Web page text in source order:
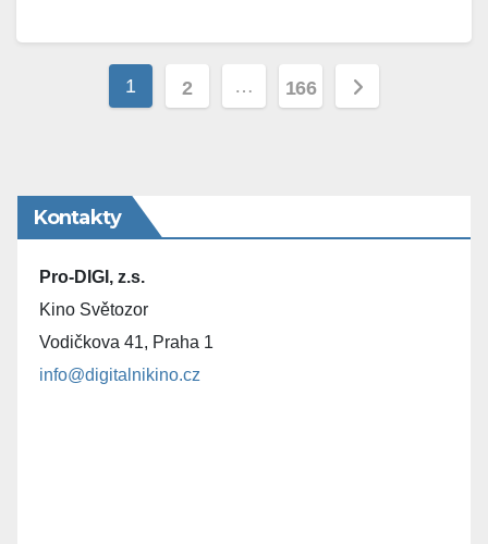
Stránkování
1 2 … 166
Kontakty
Pro-DIGI, z.s.
Kino Světozor
Vodičkova 41, Praha 1
info@digitalnikino.cz